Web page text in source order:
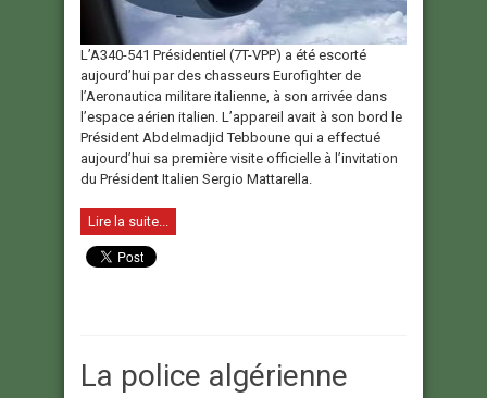
L’A340-541 Présidentiel (7T-VPP) a été escorté
aujourd’hui par des chasseurs Eurofighter de
l’Aeronautica militare italienne, à son arrivée dans
l’espace aérien italien. L’appareil avait à son bord le
Président Abdelmadjid Tebboune qui a effectué
aujourd’hui sa première visite officielle à l’invitation
du Président Italien Sergio Mattarella.
Lire la suite...
La police algérienne